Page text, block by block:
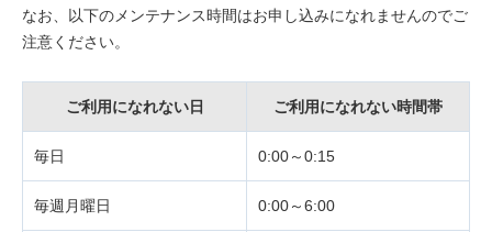
なお、以下のメンテナンス時間はお申し込みになれませんのでご
注意ください。
ご利用になれない日 ご利用になれない時間帯
毎日 0:00～0:15
毎週月曜日 0:00～6:00